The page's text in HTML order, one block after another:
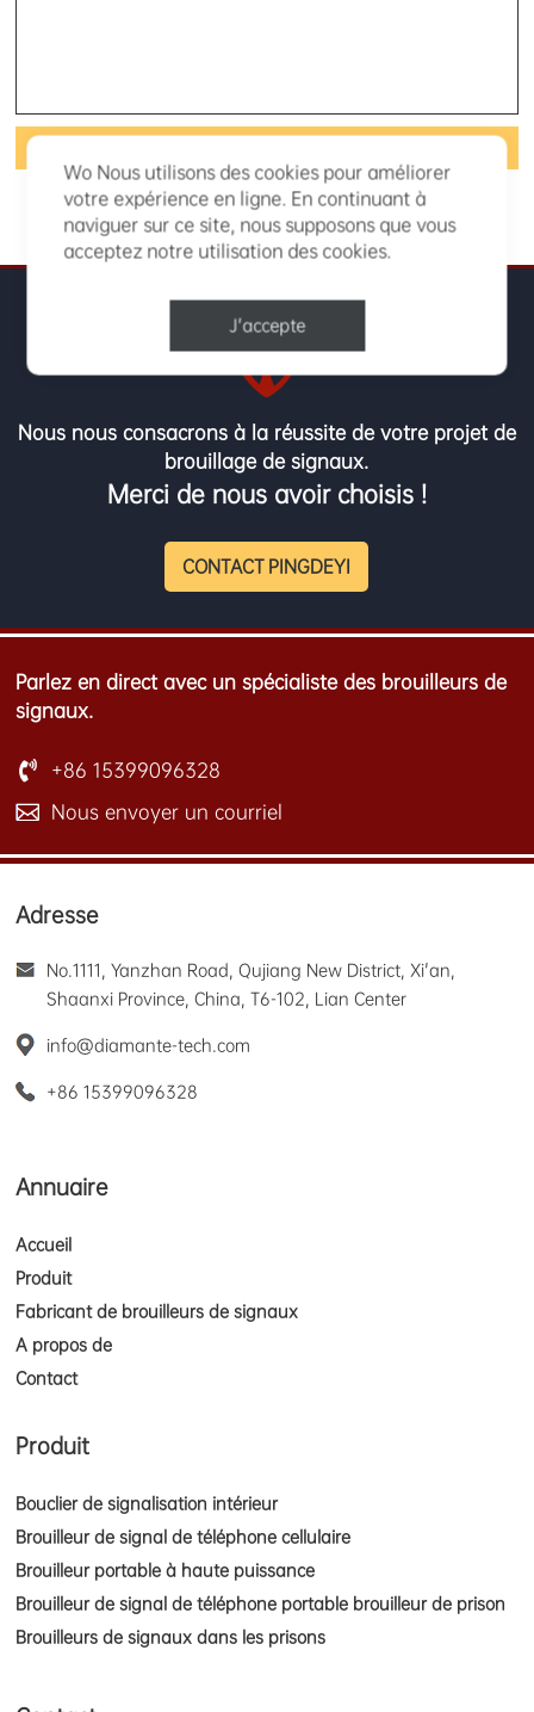
Nous nous consacrons à la réussite de votre projet de
brouillage de signaux.
Merci de nous avoir choisis !
CONTACT PINGDEYI
Parlez en direct avec un spécialiste des brouilleurs de
signaux.
+86 15399096328
Nous envoyer un courriel
Adresse
No.1111, Yanzhan Road, Qujiang New District, Xi'an,
Shaanxi Province, China, T6-102, Lian Center
info@diamante-tech.com
+86 15399096328
Annuaire
Accueil
Produit
Fabricant de brouilleurs de signaux
A propos de
Contact
Produit
Bouclier de signalisation intérieur
Brouilleur de signal de téléphone cellulaire
Brouilleur portable à haute puissance
Brouilleur de signal de téléphone portable brouilleur de prison
Brouilleurs de signaux dans les prisons
Wo Nous utilisons des cookies pour améliorer
votre expérience en ligne. En continuant à
naviguer sur ce site, nous supposons que vous
acceptez notre utilisation des cookies.
J'accepte